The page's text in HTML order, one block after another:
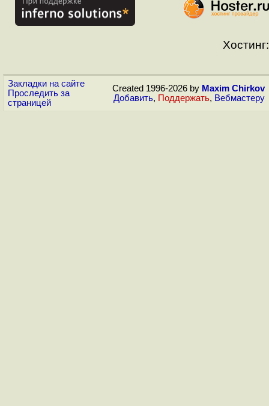
Хостинг:
Закладки на сайте
Проследить за
страницей
Created 1996-2026 by Maxim Chirkov
Добавить, Поддержать, Вебмастеру